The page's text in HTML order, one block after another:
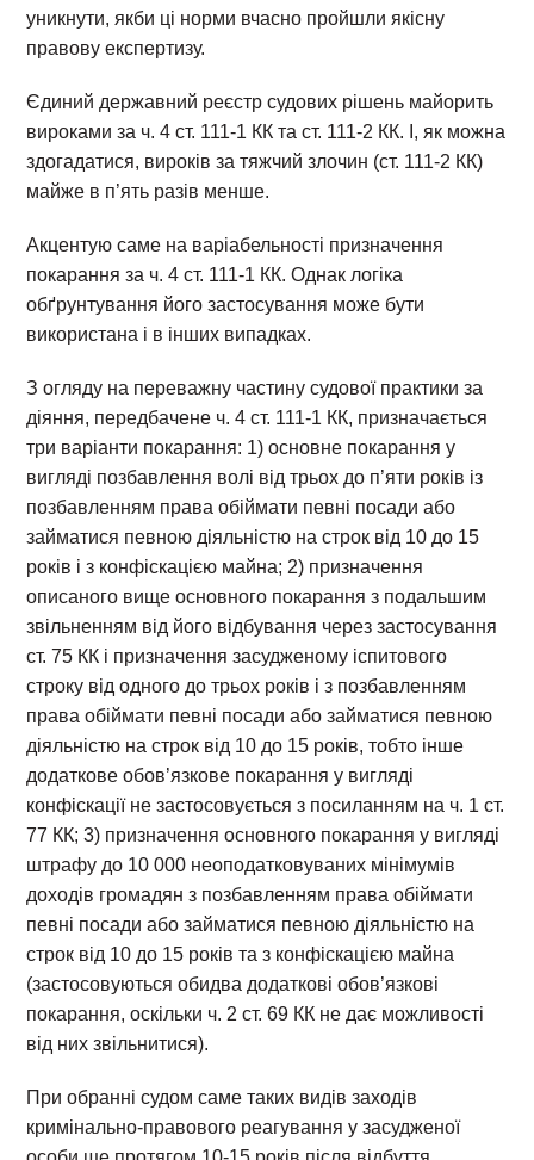
уникнути, якби ці норми вчасно пройшли якісну
правову експертизу.
Єдиний державний реєстр судових рішень майорить
вироками за ч. 4 ст. 111-1 КК та ст. 111-2 КК. І, як можна
здогадатися, вироків за тяжчий злочин (ст. 111-2 КК)
майже в п’ять разів менше.
Акцентую саме на варіабельності призначення
покарання за ч. 4 ст. 111-1 КК. Однак логіка
обґрунтування його застосування може бути
використана і в інших випадках.
З огляду на переважну частину судової практики за
діяння, передбачене ч. 4 ст. 111-1 КК, призначається
три варіанти покарання: 1) основне покарання у
вигляді позбавлення волі від трьох до п’яти років із
позбавленням права обіймати певні посади або
займатися певною діяльністю на строк від 10 до 15
років і з конфіскацією майна; 2) призначення
описаного вище основного покарання з подальшим
звільненням від його відбування через застосування
ст. 75 КК і призначення засудженому іспитового
строку від одного до трьох років і з позбавленням
права обіймати певні посади або займатися певною
діяльністю на строк від 10 до 15 років, тобто інше
додаткове обов’язкове покарання у вигляді
конфіскації не застосовується з посиланням на ч. 1 ст.
77 КК; 3) призначення основного покарання у вигляді
штрафу до 10 000 неоподатковуваних мінімумів
доходів громадян з позбавленням права обіймати
певні посади або займатися певною діяльністю на
строк від 10 до 15 років та з конфіскацією майна
(застосовуються обидва додаткові обов’язкові
покарання, оскільки ч. 2 ст. 69 КК не дає можливості
від них звільнитися).
При обранні судом саме таких видів заходів
кримінально-правового реагування у засудженої